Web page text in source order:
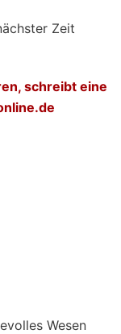
Zeit
schreibt eine
Wesen